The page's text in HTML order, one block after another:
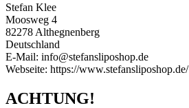
Stefan Klee
Moosweg 4
82278 Althegnenberg
Deutschland
E-Mail: info@stefansliposhop.de
Webseite: https://www.stefansliposhop.de/
ACHTUNG!